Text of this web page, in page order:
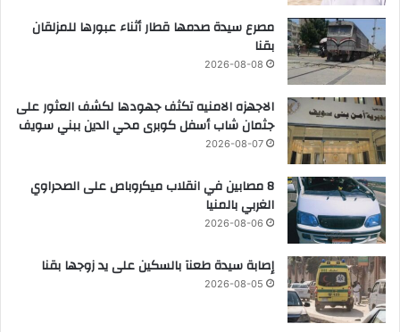
مصرع سيدة صدمها قطار أثناء عبورها للمزلقان
بقنا
2026-08-08
الاجهزه الامنيه تكثف جهودها لكشف العثور على
جثمان شاب أسفل كوبرى محي الدين ببني سويف
2026-08-07
8 مصابين في انقلاب ميكروباص على الصحراوي
الغربي بالمنيا
2026-08-06
إصابة سيدة طعنآ بالسكين على يد زوجها بقنا
2026-08-05